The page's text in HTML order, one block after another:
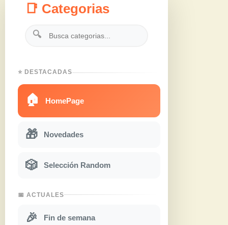
📑 Categorias
🔍
⭐ DESTACADAS
🏠 HomePage
🎁 Novedades
🎲 Selección Random
📅 ACTUALES
🎉 Fin de semana